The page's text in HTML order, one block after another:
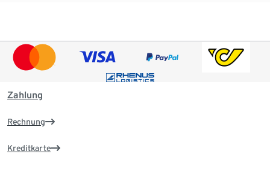
Zahlung
Rechnung
Kreditkarte